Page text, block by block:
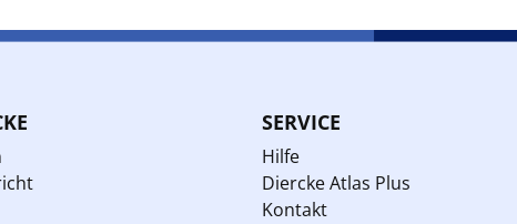
SERVICE
Hilfe
Diercke Atlas Plus
Kontakt